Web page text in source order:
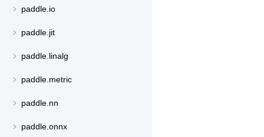
paddle.io
paddle.jit
paddle.linalg
paddle.metric
paddle.nn
paddle.onnx